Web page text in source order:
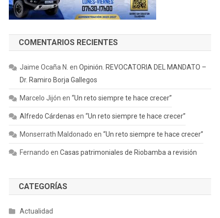
COMENTARIOS RECIENTES
Jaime Ocaña N. en Opinión. REVOCATORIA DEL MANDATO –
Dr. Ramiro Borja Gallegos
Marcelo Jijón en “Un reto siempre te hace crecer”
Alfredo Cárdenas en “Un reto siempre te hace crecer”
Monserrath Maldonado en “Un reto siempre te hace crecer”
Fernando en Casas patrimoniales de Riobamba a revisión
CATEGORÍAS
Actualidad